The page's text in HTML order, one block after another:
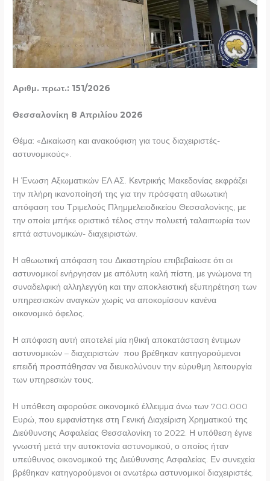
Αριθμ. πρωτ.: 151/2026
Θεσσαλονίκη 8 Απριλίου 2026
Θέμα: «Δικαίωση και ανακούφιση για τους διαχειριστές-
αστυνομικούς».
Η Ένωση Αξιωματικών ΕΛ.ΑΣ. Κεντρικής Μακεδονίας εκφράζει
την πλήρη ικανοποίησή της για την πρόσφατη αθωωτική
απόφαση του Τριμελούς Πλημμελειοδικείου Θεσσαλονίκης, με
την οποία μπήκε οριστικό τέλος στην πολυετή ταλαιπωρία των
επτά αστυνομικών- διαχειριστών.
Η αθωωτική απόφαση του Δικαστηρίου επιβεβαίωσε ότι οι
αστυνομικοί ενήργησαν με απόλυτη καλή πίστη, με γνώμονα τη
συναδελφική αλληλεγγύη και την αποκλειστική εξυπηρέτηση των
υπηρεσιακών αναγκών χωρίς να αποκομίσουν κανένα
οικονομικό όφελος.
Η απόφαση αυτή αποτελεί μία ηθική αποκατάσταση έντιμων
αστυνομικών – διαχειριστών που βρέθηκαν κατηγορούμενοι
επειδή προσπάθησαν να διευκολύνουν την εύρυθμη λειτουργία
των υπηρεσιών τους.
Η υπόθεση αφορούσε οικονομικό έλλειμμα άνω των 700.000
Ευρώ, που εμφανίστηκε στη Γενική Διαχείριση Χρηματικού της
Διεύθυνσης Ασφαλείας Θεσσαλονίκη το 2022. Η υπόθεση έγινε
γνωστή μετά την αυτοκτονία αστυνομικού, ο οποίος ήταν
υπεύθυνος οικονομικού της Διεύθυνσης Ασφαλείας. Εν συνεχεία
βρέθηκαν κατηγορούμενοι οι ανωτέρω αστυνομικοί διαχειριστές.